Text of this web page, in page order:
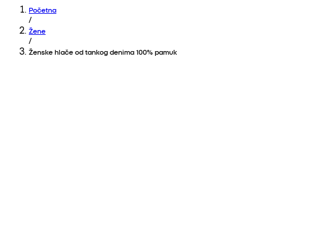
Početna
/
Žene
/
Ženske hlače od tankog denima 100% pamuk